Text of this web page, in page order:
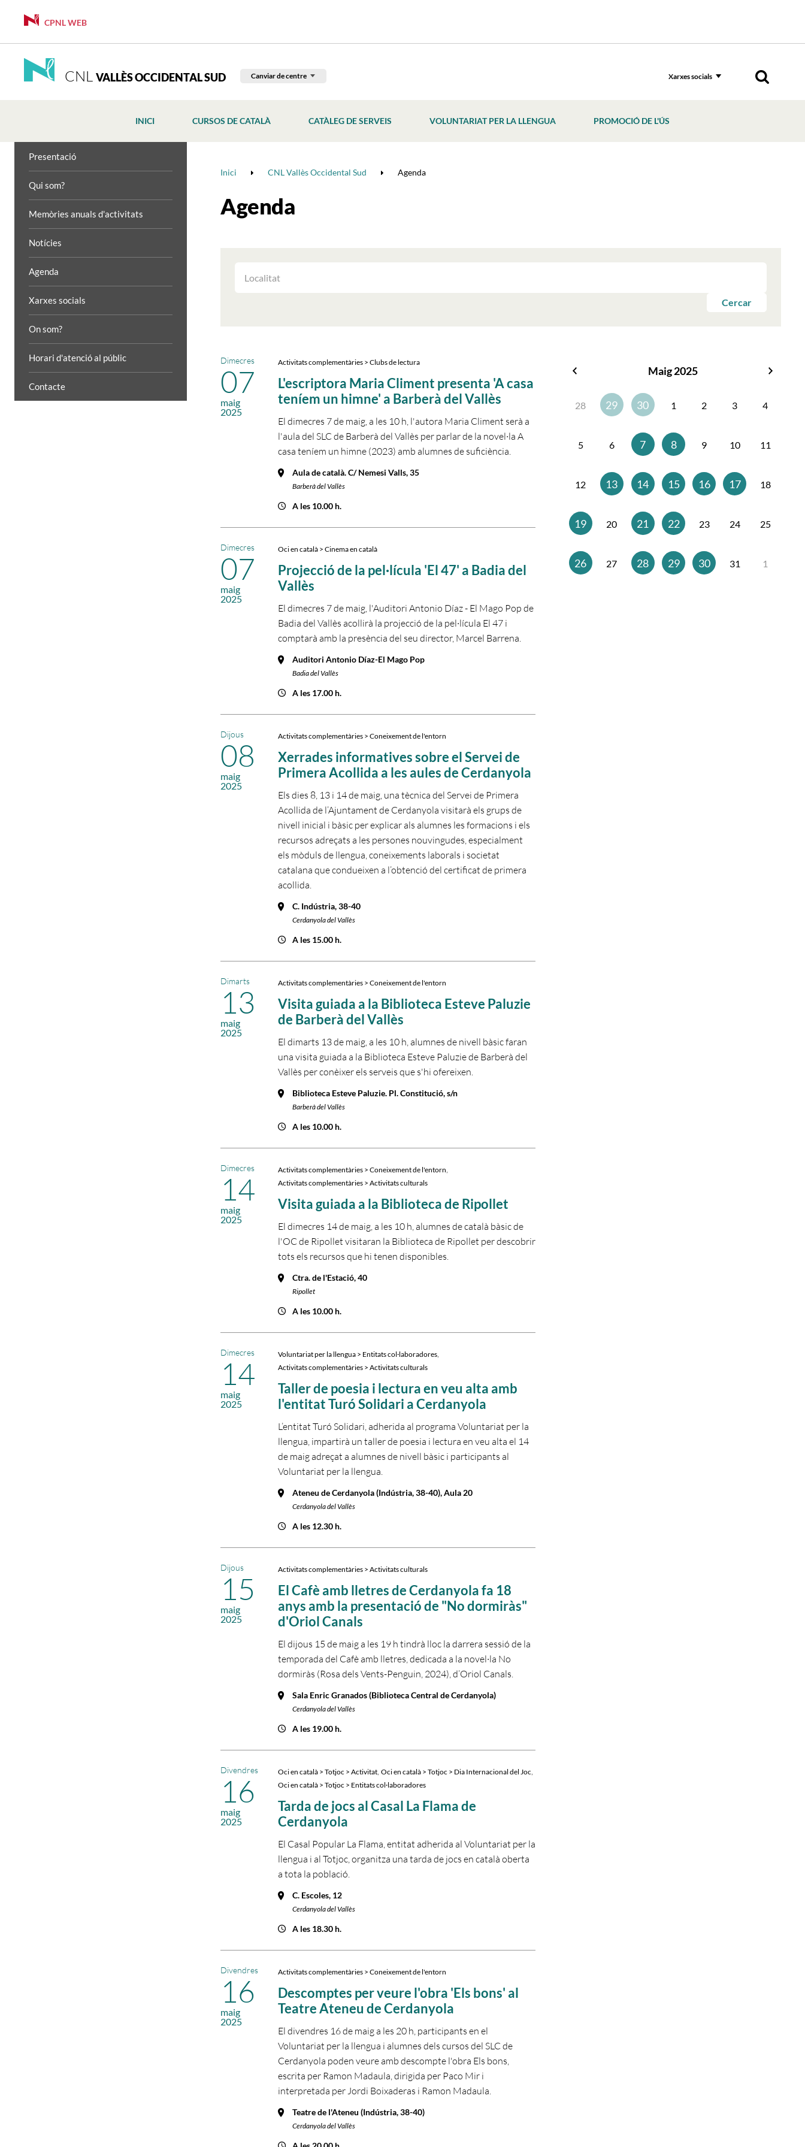
CPNL WEB
CNL VALLÈS OCCIDENTAL SUD Canviar de centre Xarxes socials
INICI CURSOS DE CATALÀ CATÀLEG DE SERVEIS VOLUNTARIAT PER LA LLENGUA PROMOCIÓ DE L'ÚS
Presentació
Qui som?
Memòries anuals d'activitats
Notícies
Agenda
Xarxes socials
On som?
Horari d'atenció al públic
Contacte
Inici CNL Vallès Occidental Sud Agenda
Agenda
LES
Cercar
Activitats complementàries > Clubs de lectura
L'escriptora Maria Climent presenta 'A casa
teníem un himne' a Barberà del Vallès
El dimecres 7 de maig, a les 10 h, l'autora Maria Climent serà a
l'aula del SLC de Barberà del Vallès per parlar de la novel·la A
casa teníem un himne (2023) amb alumnes de suficiència.
Aula de català. C/ Nemesi Valls, 35
Barberà del Vallès
A les 10.00 h.
Dimecres
07
maig
2025
Oci en català > Cinema en català
Projecció de la pel·lícula 'El 47' a Badia del
Vallès
El dimecres 7 de maig, l'Auditori Antonio Díaz - El Mago Pop de
Badia del Vallès acollirà la projecció de la pel·lícula El 47 i
comptarà amb la presència del seu director, Marcel Barrena.
Auditori Antonio Díaz-El Mago Pop
Badia del Vallès
A les 17.00 h.
Dimecres
07
maig
2025
Activitats complementàries > Coneixement de l'entorn
Xerrades informatives sobre el Servei de
Primera Acollida a les aules de Cerdanyola
Els dies 8, 13 i 14 de maig, una tècnica del Servei de Primera
Acollida de l’Ajuntament de Cerdanyola visitarà els grups de
nivell inicial i bàsic per explicar als alumnes les formacions i els
recursos adreçats a les persones nouvingudes, especialment
els mòduls de llengua, coneixements laborals i societat
catalana que condueixen a l’obtenció del certificat de primera
acollida.
C. Indústria, 38-40
Cerdanyola del Vallès
A les 15.00 h.
Dijous
08
maig
2025
Activitats complementàries > Coneixement de l'entorn
Visita guiada a la Biblioteca Esteve Paluzie
de Barberà del Vallès
El dimarts 13 de maig, a les 10 h, alumnes de nivell bàsic faran
una visita guiada a la Biblioteca Esteve Paluzie de Barberà del
Vallès per conèixer els serveis que s'hi ofereixen.
Biblioteca Esteve Paluzie. Pl. Constitució, s/n
Barberà del Vallès
A les 10.00 h.
Dimarts
13
maig
2025
Activitats complementàries > Coneixement de l'entorn
Activitats complementàries > Activitats culturals
Visita guiada a la Biblioteca de Ripollet
El dimecres 14 de maig, a les 10 h, alumnes de català bàsic de
l'OC de Ripollet visitaran la Biblioteca de Ripollet per descobrir
tots els recursos que hi tenen disponibles.
Ctra. de l'Estació, 40
Ripollet
A les 10.00 h.
Dimecres
14
maig
2025
Voluntariat per la llengua > Entitats col·laboradores,
Activitats complementàries > Activitats culturals
Taller de poesia i lectura en veu alta amb
l'entitat Turó Solidari a Cerdanyola
L’entitat Turó Solidari, adherida al programa Voluntariat per la
llengua, impartirà un taller de poesia i lectura en veu alta el 14
de maig adreçat a alumnes de nivell bàsic i participants al
Voluntariat per la llengua.
Ateneu de Cerdanyola (Indústria, 38-40), Aula 20
Cerdanyola del Vallès
A les 12.30 h.
Dimecres
14
maig
2025
Activitats complementàries > Activitats culturals
El Cafè amb lletres de Cerdanyola fa 18
anys amb la presentació de "No dormiràs"
d'Oriol Canals
El dijous 15 de maig a les 19 h tindrà lloc la darrera sessió de la
temporada del Cafè amb lletres, dedicada a la novel·la No
dormiràs (Rosa dels Vents-Penguin, 2024), d’Oriol Canals.
Sala Enric Granados (Biblioteca Central de Cerdanyola)
Cerdanyola del Vallès
A les 19.00 h.
Dijous
15
maig
2025
Oci en català > Totjoc > Activitat, Oci en català > Totjoc > Dia Internacional del Joc
Oci en català > Totjoc > Entitats col·laboradores
Tarda de jocs al Casal La Flama de
Cerdanyola
El Casal Popular La Flama, entitat adherida al Voluntariat per la
llengua i al Totjoc, organitza una tarda de jocs en català oberta
a tota la població.
C. Escoles, 12
Cerdanyola del Vallès
A les 18.30 h.
Divendres
16
maig
2025
Activitats complementàries > Coneixement de l'entorn
Descomptes per veure l'obra 'Els bons' al
Teatre Ateneu de Cerdanyola
El divendres 16 de maig a les 20 h, participants en el
Voluntariat per la llengua i alumnes dels cursos del SLC de
Cerdanyola poden veure amb descompte l'obra Els bons,
escrita per Ramon Madaula, dirigida per Paco Mir i
interpretada per Jordi Boixaderas i Ramon Madaula.
Teatre de l'Ateneu (Indústria, 38-40)
Cerdanyola del Vallès
Divendres
16
maig
2025
Maig 2025
28 29 30 1 2 3 4
5 6 7 8 9 10 11
12 13 14 15 16 17 18
19 20 21 22 23 24 25
26 27 28 29 30 31 1